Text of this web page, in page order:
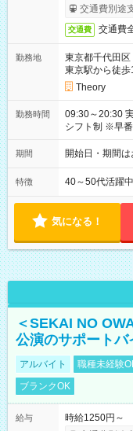
交通費別途
交通費 交通費
勤務地
東京都千代田区
東京駅から徒歩
Theory
勤務時間
09:30～20:30 実働7.5時間／休憩1.5時間 営業時間に合わせた
シフト制 ※早
期間 開始日・期間は
特徴 40～50代活躍中
気になる！
＜SEKAI NO
公演のサポートバ
アルバイト 職種未経験
ブランクOK
給与
時給1250円～